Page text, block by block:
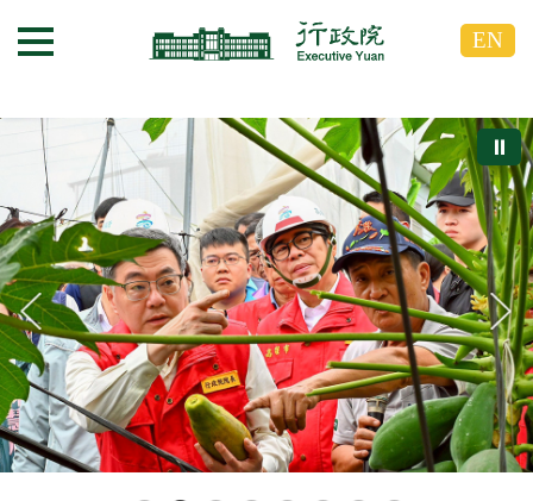
到
塊
G
o
T
o
C
e
n
t
e
r
b
l
到
塊
選單按鈕 EN
⏸